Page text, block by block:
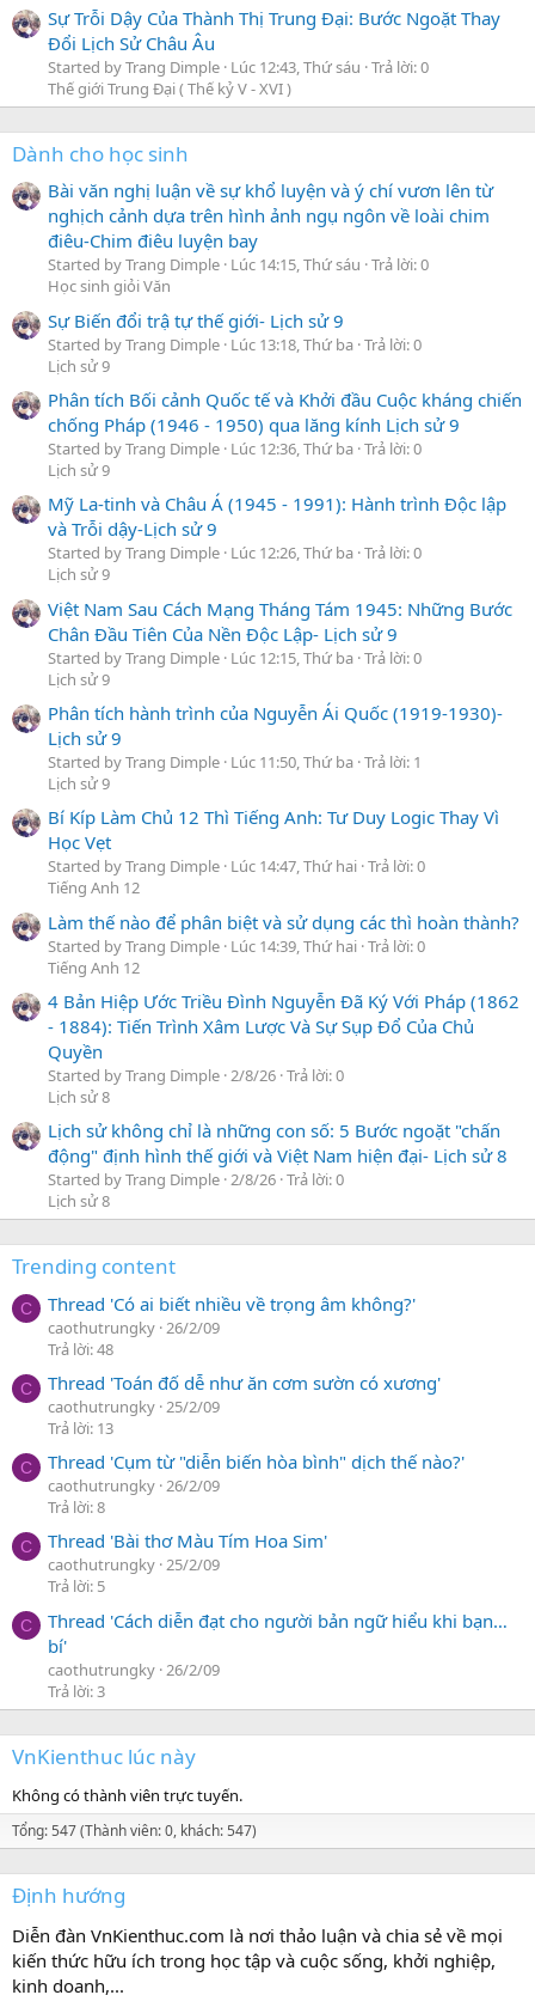
Sự Trỗi Dậy Của Thành Thị Trung Đại: Bước Ngoặt Thay
Đổi Lịch Sử Châu Âu
Started by Trang Dimple Lúc 12:43, Thứ sáu Trả lời: 0
Thế giới Trung Đại ( Thế kỷ V - XVI )
Dành cho học sinh
Bài văn nghị luận về sự khổ luyện và ý chí vươn lên từ
nghịch cảnh dựa trên hình ảnh ngụ ngôn về loài chim
điêu-Chim điêu luyện bay
Started by Trang Dimple Lúc 14:15, Thứ sáu Trả lời: 0
Học sinh giỏi Văn
Sự Biến đổi trậ tự thế giới- Lịch sử 9
Started by Trang Dimple Lúc 13:18, Thứ ba Trả lời: 0
Lịch sử 9
Phân tích Bối cảnh Quốc tế và Khởi đầu Cuộc kháng chiến
chống Pháp (1946 - 1950) qua lăng kính Lịch sử 9
Started by Trang Dimple Lúc 12:36, Thứ ba Trả lời: 0
Lịch sử 9
Mỹ La-tinh và Châu Á (1945 - 1991): Hành trình Độc lập
và Trỗi dậy-Lịch sử 9
Started by Trang Dimple Lúc 12:26, Thứ ba Trả lời: 0
Lịch sử 9
Việt Nam Sau Cách Mạng Tháng Tám 1945: Những Bước
Chân Đầu Tiên Của Nền Độc Lập- Lịch sử 9
Started by Trang Dimple Lúc 12:15, Thứ ba Trả lời: 0
Lịch sử 9
Phân tích hành trình của Nguyễn Ái Quốc (1919-1930)-
Lịch sử 9
Started by Trang Dimple Lúc 11:50, Thứ ba Trả lời: 1
Lịch sử 9
Bí Kíp Làm Chủ 12 Thì Tiếng Anh: Tư Duy Logic Thay Vì
Học Vẹt
Started by Trang Dimple Lúc 14:47, Thứ hai Trả lời: 0
Tiếng Anh 12
Làm thế nào để phân biệt và sử dụng các thì hoàn thành?
Started by Trang Dimple Lúc 14:39, Thứ hai Trả lời: 0
Tiếng Anh 12
4 Bản Hiệp Ước Triều Đình Nguyễn Đã Ký Với Pháp (1862
- 1884): Tiến Trình Xâm Lược Và Sự Sụp Đổ Của Chủ
Quyền
Started by Trang Dimple 2/8/26 Trả lời: 0
Lịch sử 8
Lịch sử không chỉ là những con số: 5 Bước ngoặt "chấn
động" định hình thế giới và Việt Nam hiện đại- Lịch sử 8
Started by Trang Dimple 2/8/26 Trả lời: 0
Lịch sử 8
Trending content
C Thread 'Có ai biết nhiều về trọng âm không?'
caothutrungky 26/2/09
Trả lời: 48
C Thread 'Toán đố dễ như ăn cơm sườn có xương'
caothutrungky 25/2/09
Trả lời: 13
C Thread 'Cụm từ "diễn biến hòa bình" dịch thế nào?'
caothutrungky 26/2/09
Trả lời: 8
C Thread 'Bài thơ Màu Tím Hoa Sim'
caothutrungky 25/2/09
Trả lời: 5
C
Thread 'Cách diễn đạt cho người bản ngữ hiểu khi bạn…
bí'
caothutrungky 26/2/09
Trả lời: 3
VnKienthuc lúc này
Không có thành viên trực tuyến.
Tổng: 547 (Thành viên: 0, khách: 547)
Định hướng
Diễn đàn VnKienthuc.com là nơi thảo luận và chia sẻ về mọi
kiến thức hữu ích trong học tập và cuộc sống, khởi nghiệp,
kinh doanh,...